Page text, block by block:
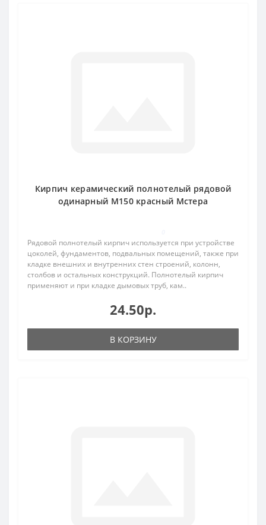
Кирпич керамический полнотелый рядовой
одинарный М150 красный Мстера
Рядовой полнотелый кирпич используется при устройстве
цоколей, фундаментов, подвальных помещений, также при
кладке внешних и внутренних стен строений, колонн,
столбов и остальных конструкций. Полнотелый кирпич
применяют и при кладке дымовых труб, кам..
24.50р.
В КОРЗИНУ